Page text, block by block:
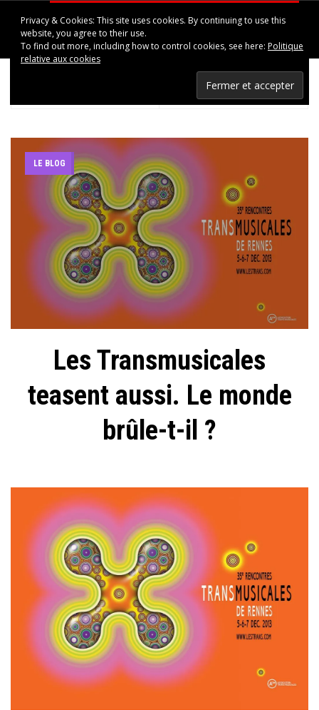
HAPPINESS IN UPPSALA
NEXT POST >
LE BLOG
Les Transmusicales
teasent aussi. Le monde
brûle-t-il ?
Privacy & Cookies: This site uses cookies. By continuing to use this
website, you agree to their use.
To find out more, including how to control cookies, see here: Politique
relative aux cookies